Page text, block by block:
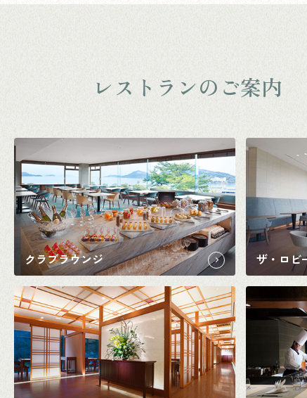
レストランのご案内
クラブラウンジ ザ・ロビ